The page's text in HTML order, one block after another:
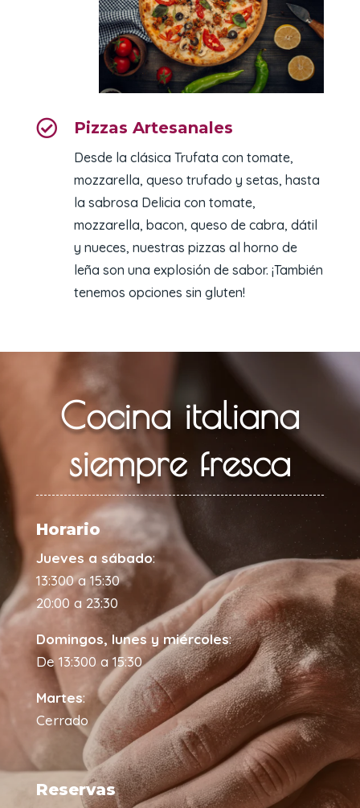
 Pizzas Artesanales
Desde la clásica Trufata con tomate,
mozzarella, queso trufado y setas, hasta
la sabrosa Delicia con tomate,
mozzarella, bacon, queso de cabra, dátil
y nueces, nuestras pizzas al horno de
leña son una explosión de sabor. ¡También
tenemos opciones sin gluten!
Cocina italiana
siempre fresca
Horario
Jueves a sábado:
13:300 a 15:30
20:00 a 23:30
Domingos, lunes y miércoles:
De 13:300 a 15:30
Martes:
Cerrado
Reservas